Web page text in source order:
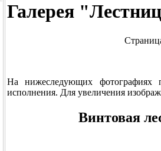
Галерея
На нижеследующих фотографиях
исполнения. Для увеличения
Винтовая